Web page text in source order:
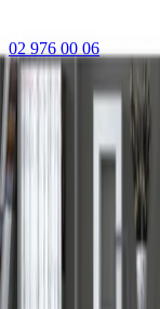
02 976 00 06
🎁 Купи 3
най-